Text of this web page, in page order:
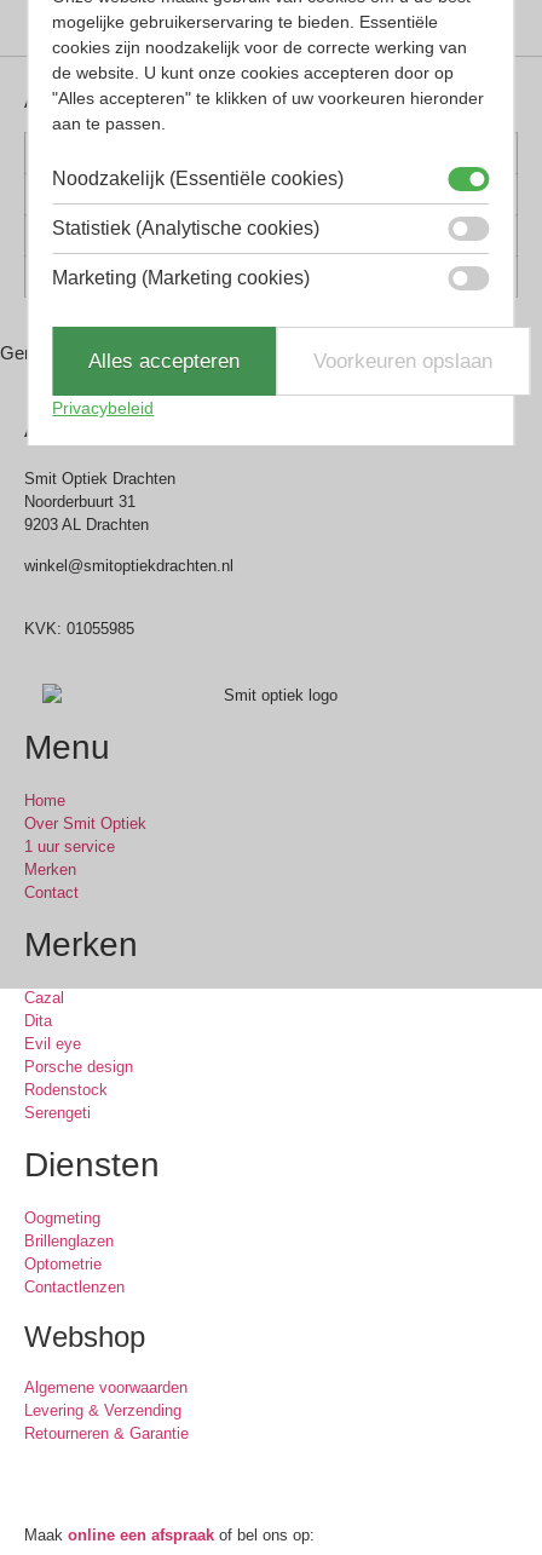
Aanvullende informatie
Montuur materiaal Goud, Kunststof, Stainless Steel
Lens materiaal Kunststof
Vorm Piloten
Gerelateerde producten
Adres
Smit Optiek Drachten
Noorderbuurt 31
9203 AL Drachten
winkel@smitoptiekdrachten.nl
KVK: 01055985
Menu
Home
Over Smit Optiek
1 uur service
Merken
Contact
Merken
Cazal
Dita
Evil eye
Porsche design
Rodenstock
Serengeti
Diensten
Oogmeting
Brillenglazen
Optometrie
Contactlenzen
Webshop
Algemene voorwaarden
Levering & Verzending
Retourneren & Garantie
Maak online een afspraak of bel ons op:
mogelijke gebruikerservaring te bieden. Essentiële
cookies zijn noodzakelijk voor de correcte werking van
de website. U kunt onze cookies accepteren door op
"Alles accepteren" te klikken of uw voorkeuren hieronder
aan te passen.
Noodzakelijk (Essentiële cookies)
Statistiek (Analytische cookies)
Marketing (Marketing cookies)
Alles accepteren Voorkeuren opslaan
Privacybeleid